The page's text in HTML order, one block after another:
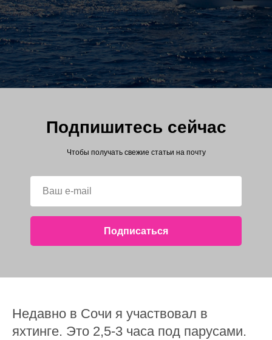
Подпишитесь сейчас
Чтобы получать свежие статьи на почту
Подписаться
Недавно в Сочи я участвовал в
яхтинге. Это 2,5-3 часа под парусами.